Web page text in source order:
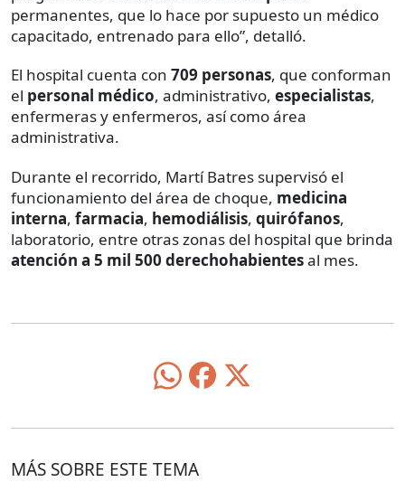
permanentes, que lo hace por supuesto un médico
capacitado, entrenado para ello”, detalló.
El hospital cuenta con 709 personas, que conforman
el personal médico, administrativo, especialistas,
enfermeras y enfermeros, así como área
administrativa.
Durante el recorrido, Martí Batres supervisó el
funcionamiento del área de choque, medicina
interna, farmacia, hemodiálisis, quirófanos,
laboratorio, entre otras zonas del hospital que brinda
atención a 5 mil 500 derechohabientesal mes.
MÁS SOBRE ESTE TEMA